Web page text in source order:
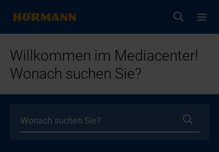
Willkommen im Mediacenter!
Wonach suchen Sie?